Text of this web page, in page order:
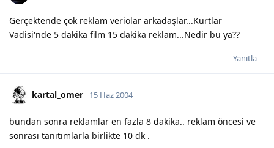
Gerçektende çok reklam veriolar arkadaşlar...Kurtlar
Vadisi'nde 5 dakika film 15 dakika reklam...Nedir bu ya??
Yanıtla
kartal_omer 15 Haz 2004
bundan sonra reklamlar en fazla 8 dakika.. reklam öncesi ve
sonrası tanıtımlarla birlikte 10 dk .